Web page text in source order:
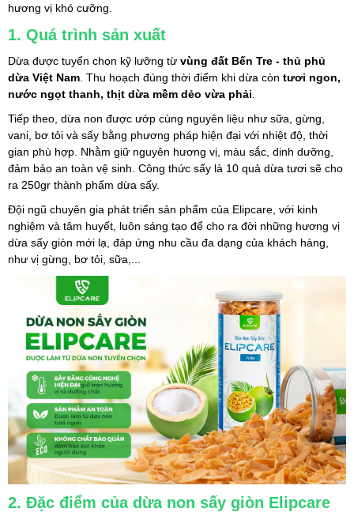
hương vị khó cưỡng.
1. Quá trình sản xuất
Dừa được tuyển chọn kỹ lưỡng từ vùng đất Bến Tre - thủ phủ
dừa Việt Nam Thu hoạch đúng thời điểm khi dừa còn tươi ngon,
nước ngọt thanh, thịt dừa mềm dẻo vừa phải
Tiếp theo, dừa non được ướp cùng nguyên liệu như sữa, gừng,
vani, bơ tỏi và sấy bằng phương pháp hiện đại với nhiệt độ, thời
gian phù hợp. Nhằm giữ nguyên hương vị, màu sắc, dinh dưỡng,
đảm bảo an toàn vệ sinh. Công thức sấy là 10 quả dừa tươi sẽ cho
ra 250gr thành phẩm dừa sấy.
Đội ngũ chuyên gia phát triển sản phẩm của Elipcare, với kinh
nghiệm và tâm huyết, luôn sáng tạo để cho ra đời những hương vị
dừa sấy giòn mới lạ, đáp ứng nhu cầu đa dạng của khách hàng,
như vị gừng, bơ tỏi, sữa,...
2. Đặc điểm của dừa non sấy giòn Elipcare